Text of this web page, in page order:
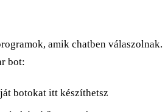
amik chatben válaszolnak.
bot:
botokat itt készíthetsz